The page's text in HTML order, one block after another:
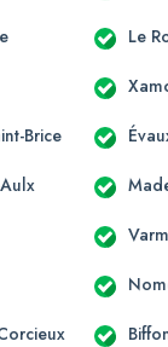
Le
Brice